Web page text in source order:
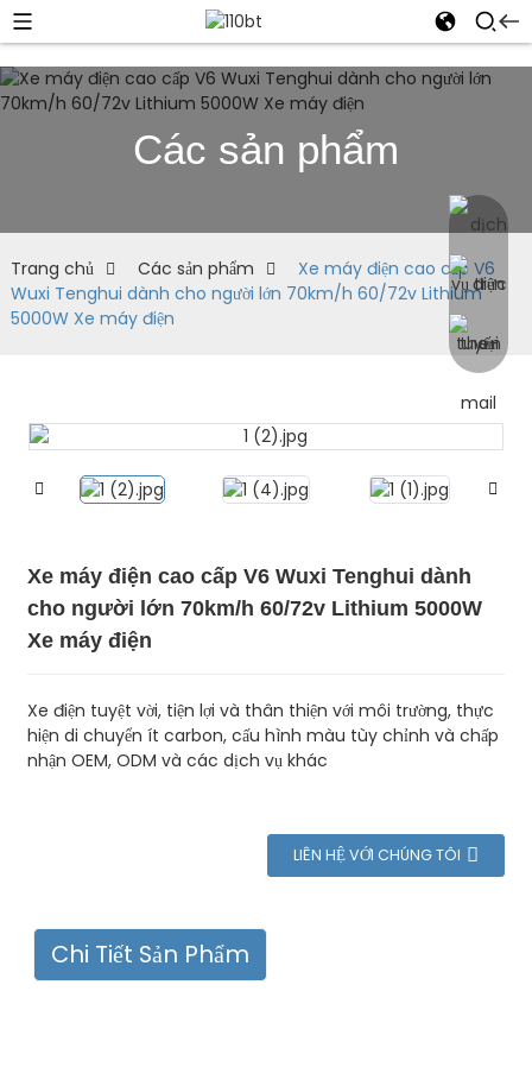
Các sản phẩm
Trang chủ Các sản phẩm
Xe máy điện cao cấp V6
Wuxi Tenghui dành cho người lớn 70km/h 60/72v Lithium
5000W Xe máy điện
Xe máy điện cao cấp V6 Wuxi Tenghui dành
cho người lớn 70km/h 60/72v Lithium 5000W
Xe máy điện
Xe điện tuyệt vời, tiện lợi và thân thiện với môi trường, thực
hiện di chuyển ít carbon, cấu hình màu tùy chỉnh và chấp
nhận OEM, ODM và các dịch vụ khác
LIÊN HỆ VỚI CHÚNG TÔI
Chi Tiết Sản Phẩm